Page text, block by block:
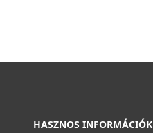
HASZNOS INFORMÁCIÓK